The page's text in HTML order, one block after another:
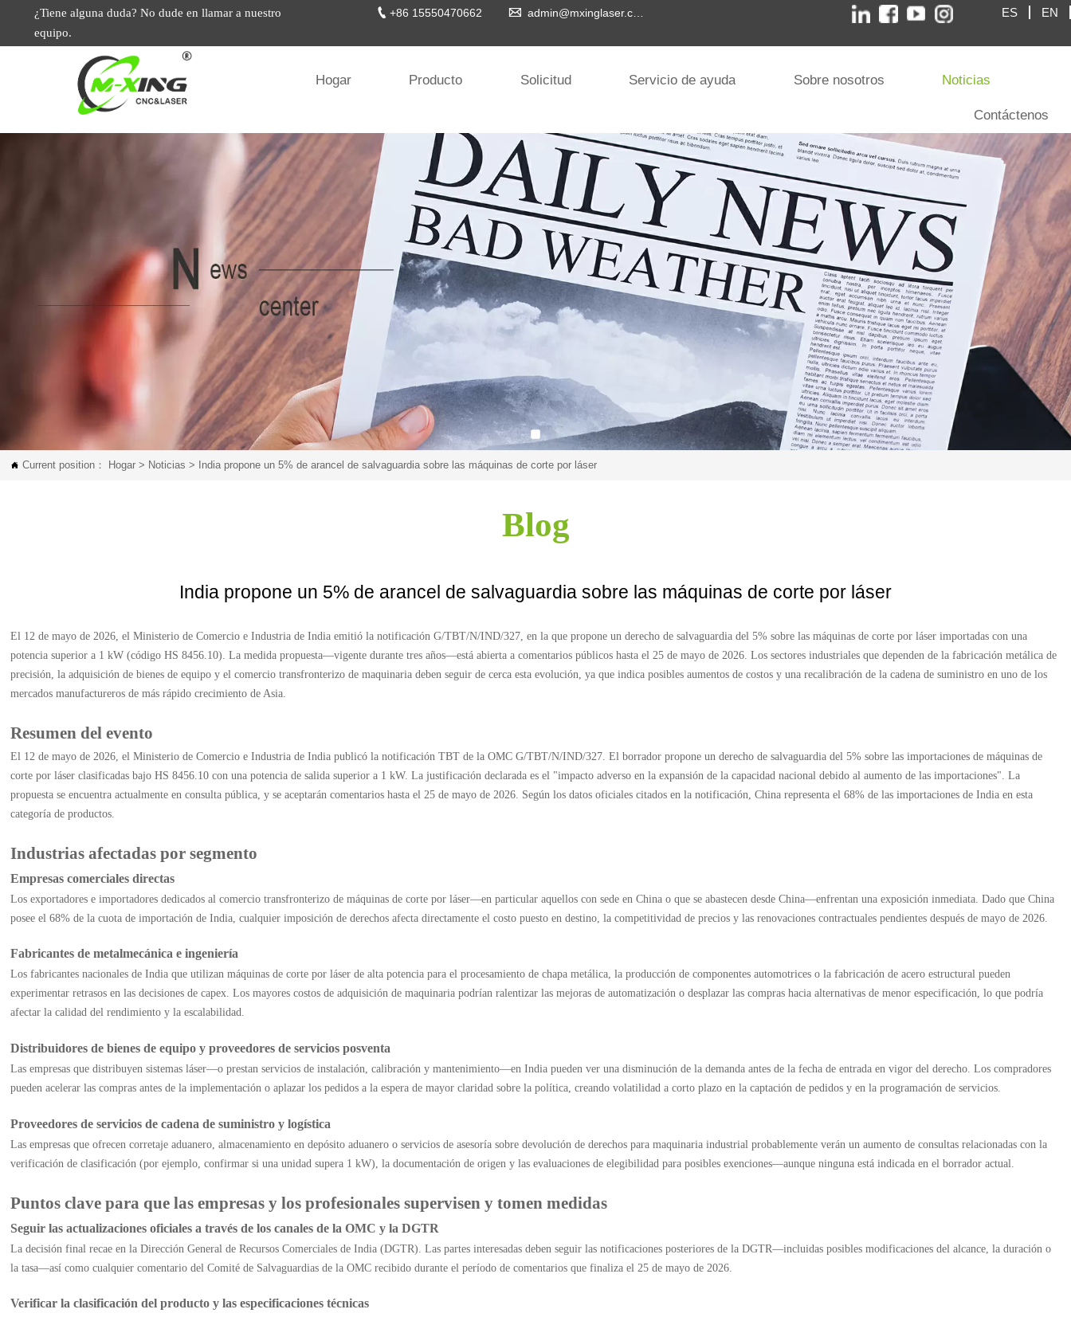
¿Tiene alguna duda? No dude en llamar a nuestro
equipo.
+86 15550470662  admin@mxinglaser.com ES EN
Hogar Producto Solicitud Servicio de ayuda Sobre nosotros Noticias
Contáctenos
 Current position： Hogar > Noticias > India propone un 5% de arancel de salvaguardia sobre las máquinas de corte por láser
Blog
India propone un 5% de arancel de salvaguardia sobre las máquinas de corte por láser
El 12 de mayo de 2026, el Ministerio de Comercio e Industria de India emitió la notificación G/TBT/N/IND/327, en la que propone un derecho de salvaguardia del 5% sobre las máquinas de corte por láser importadas con una
potencia superior a 1 kW (código HS 8456.10). La medida propuesta—vigente durante tres años—está abierta a comentarios públicos hasta el 25 de mayo de 2026. Los sectores industriales que dependen de la fabricación metálica de
precisión, la adquisición de bienes de equipo y el comercio transfronterizo de maquinaria deben seguir de cerca esta evolución, ya que indica posibles aumentos de costos y una recalibración de la cadena de suministro en uno de los
mercados manufactureros de más rápido crecimiento de Asia.
Resumen del evento
El 12 de mayo de 2026, el Ministerio de Comercio e Industria de India publicó la notificación TBT de la OMC G/TBT/N/IND/327. El borrador propone un derecho de salvaguardia del 5% sobre las importaciones de máquinas de
corte por láser clasificadas bajo HS 8456.10 con una potencia de salida superior a 1 kW. La justificación declarada es el "impacto adverso en la expansión de la capacidad nacional debido al aumento de las importaciones". La
propuesta se encuentra actualmente en consulta pública, y se aceptarán comentarios hasta el 25 de mayo de 2026. Según los datos oficiales citados en la notificación, China representa el 68% de las importaciones de India en esta
categoría de productos.
Industrias afectadas por segmento
Empresas comerciales directas
Los exportadores e importadores dedicados al comercio transfronterizo de máquinas de corte por láser—en particular aquellos con sede en China o que se abastecen desde China—enfrentan una exposición inmediata. Dado que China
posee el 68% de la cuota de importación de India, cualquier imposición de derechos afecta directamente el costo puesto en destino, la competitividad de precios y las renovaciones contractuales pendientes después de mayo de 2026.
Fabricantes de metalmecánica e ingeniería
Los fabricantes nacionales de India que utilizan máquinas de corte por láser de alta potencia para el procesamiento de chapa metálica, la producción de componentes automotrices o la fabricación de acero estructural pueden
experimentar retrasos en las decisiones de capex. Los mayores costos de adquisición de maquinaria podrían ralentizar las mejoras de automatización o desplazar las compras hacia alternativas de menor especificación, lo que podría
afectar la calidad del rendimiento y la escalabilidad.
Distribuidores de bienes de equipo y proveedores de servicios posventa
Las empresas que distribuyen sistemas láser—o prestan servicios de instalación, calibración y mantenimiento—en India pueden ver una disminución de la demanda antes de la fecha de entrada en vigor del derecho. Los compradores
pueden acelerar las compras antes de la implementación o aplazar los pedidos a la espera de mayor claridad sobre la política, creando volatilidad a corto plazo en la captación de pedidos y en la programación de servicios.
Proveedores de servicios de cadena de suministro y logística
Las empresas que ofrecen corretaje aduanero, almacenamiento en depósito aduanero o servicios de asesoría sobre devolución de derechos para maquinaria industrial probablemente verán un aumento de consultas relacionadas con la
verificación de clasificación (por ejemplo, confirmar si una unidad supera 1 kW), la documentación de origen y las evaluaciones de elegibilidad para posibles exenciones—aunque ninguna está indicada en el borrador actual.
Puntos clave para que las empresas y los profesionales supervisen y tomen medidas
Seguir las actualizaciones oficiales a través de los canales de la OMC y la DGTR
La decisión final recae en la Dirección General de Recursos Comerciales de India (DGTR). Las partes interesadas deben seguir las notificaciones posteriores de la DGTR—incluidas posibles modificaciones del alcance, la duración o
la tasa—así como cualquier comentario del Comité de Salvaguardias de la OMC recibido durante el período de comentarios que finaliza el 25 de mayo de 2026.
Verificar la clasificación del producto y las especificaciones técnicas